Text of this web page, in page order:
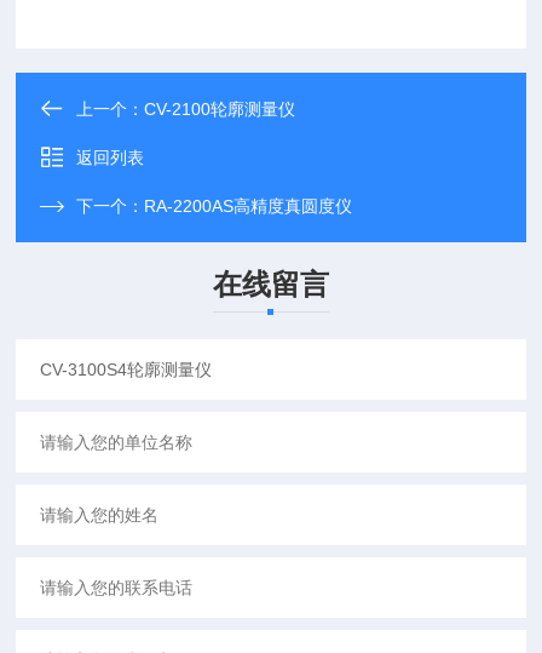
上一个：CV-2100轮廓测量仪
返回列表
下一个： RA-2200AS高精度真圆度仪
在线留言